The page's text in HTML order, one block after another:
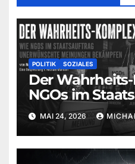
POLITIK SOZIALES
Der
NGOs im
unerwünschte
bekämpfen
Eine
Michael
MAI 24, 2026